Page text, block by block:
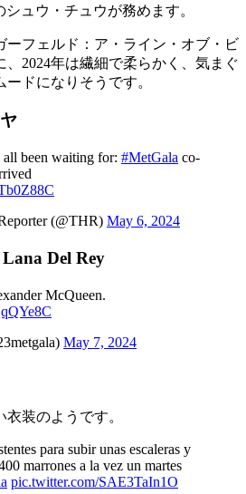
ュウ・チュウが務めます。
ーフェルド：ア・ライン・オブ・ビ
、2024年は繊細で柔らかく、気まぐ
ドになりそうです。
all been waiting for: #MetGala co-
(@THR) May 6, 2024
Lana Del Rey
McQueen.
May 7, 2024
装のようです。
para subir unas escaleras y
marrones a la vez un martes
pic.twitter.com/SAE3TaIn1O